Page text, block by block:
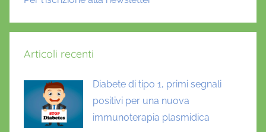
d
fArticoli recenti
Diabete di tipo 1, primi segnali
positivi per una nuova
immunoterapia plasmidica